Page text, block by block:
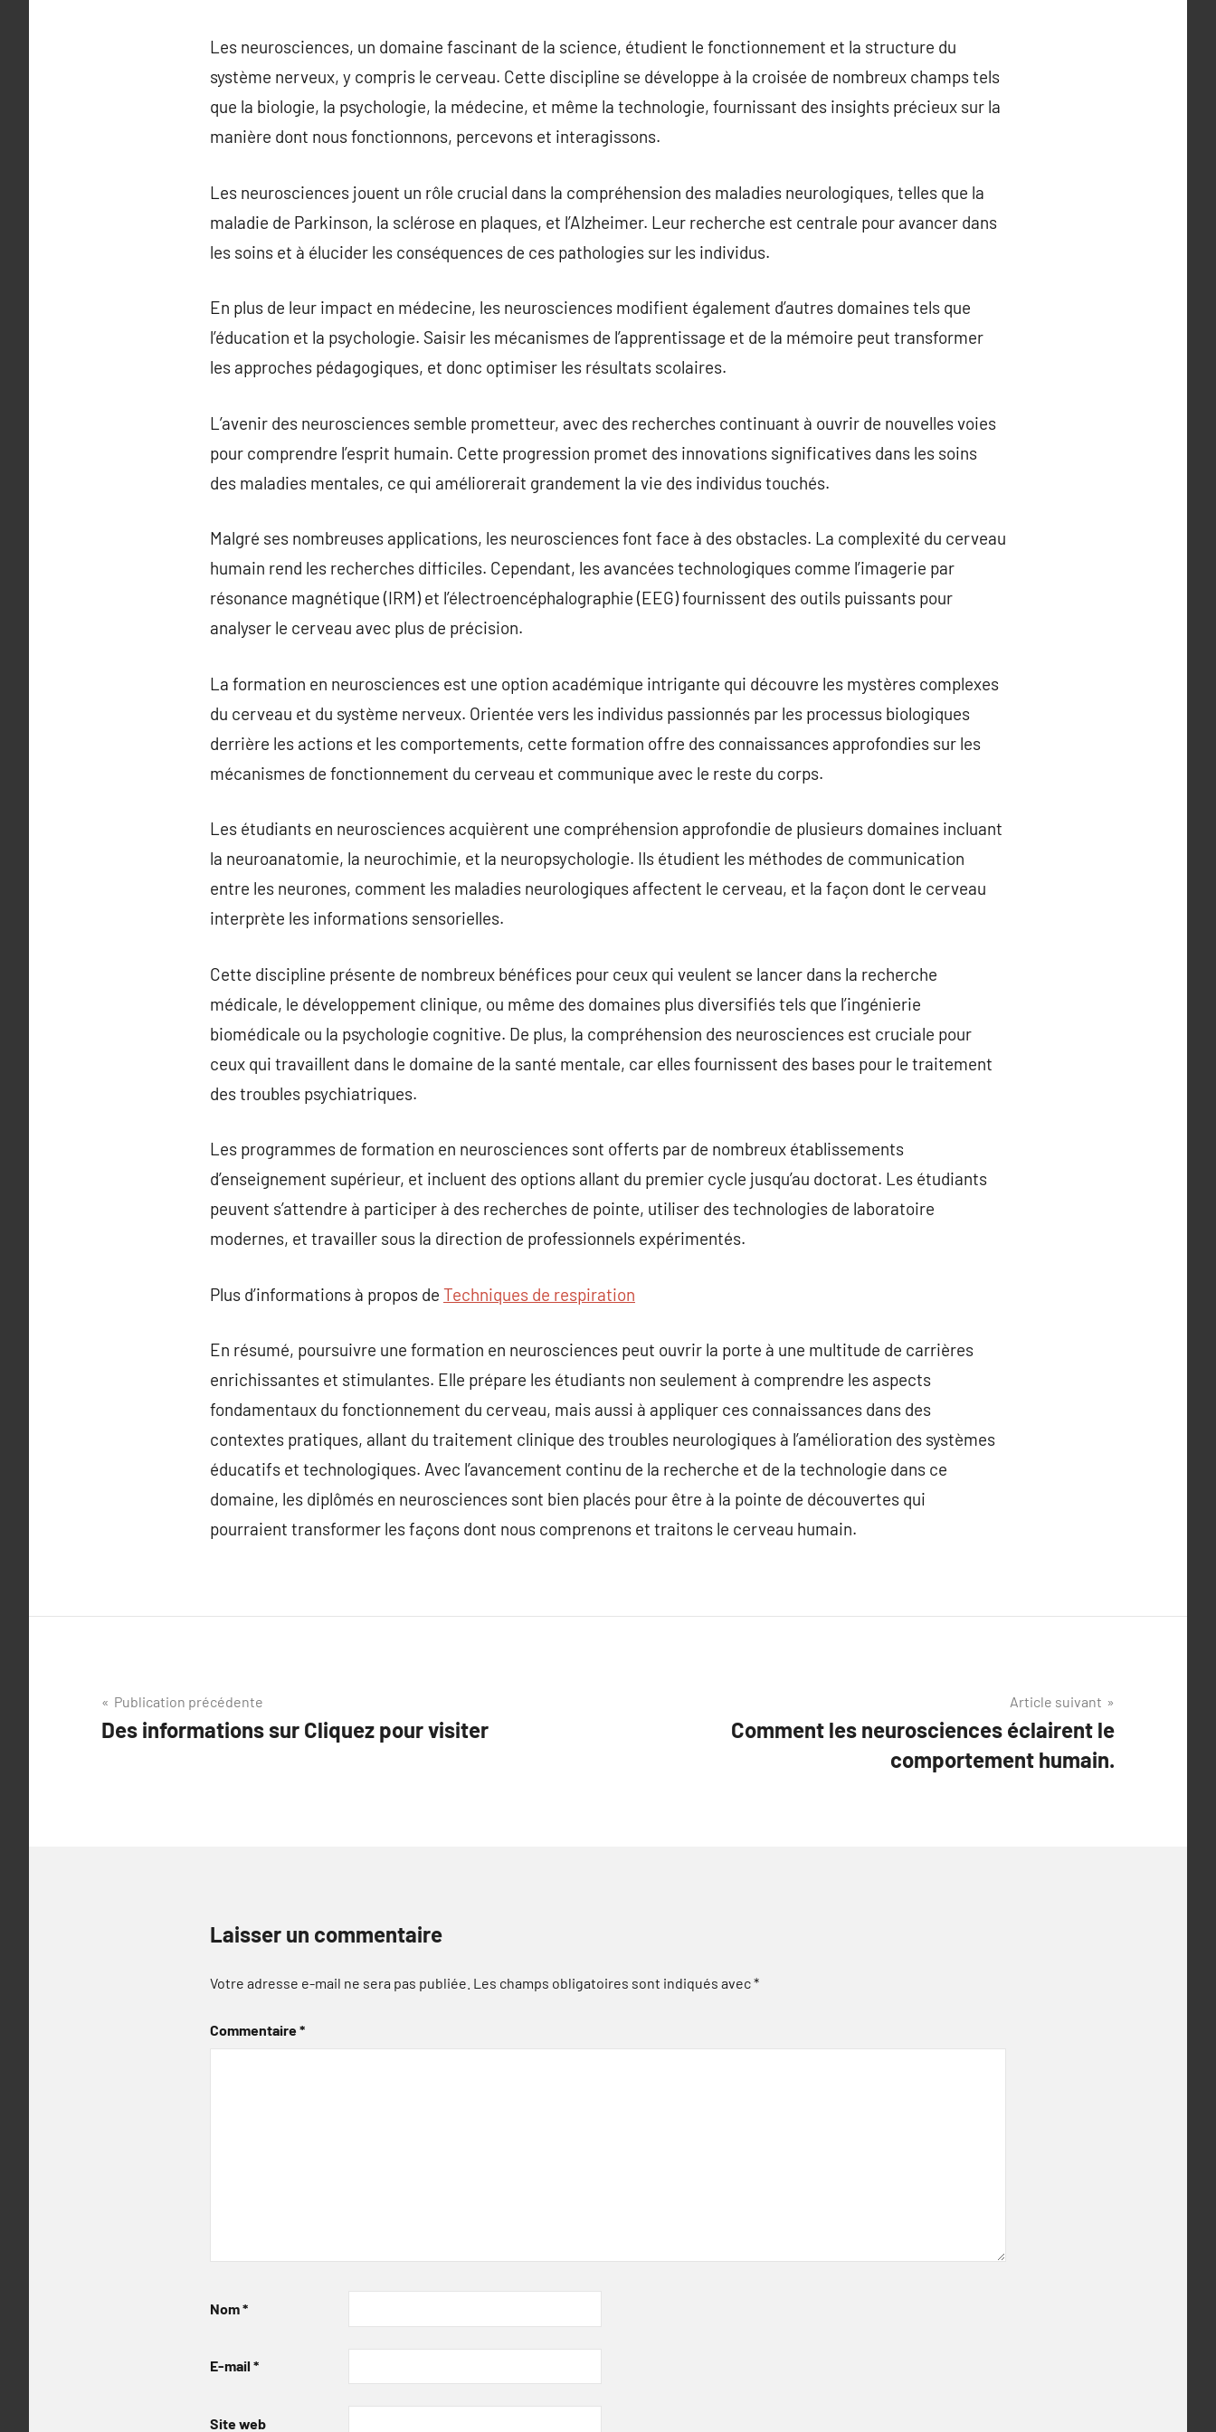
Les neurosciences, un domaine fascinant de la science, étudient le fonctionnement et la structure du
système nerveux, y compris le cerveau. Cette discipline se développe à la croisée de nombreux champs tels
que la biologie, la psychologie, la médecine, et même la technologie, fournissant des insights précieux sur la
manière dont nous fonctionnons, percevons et interagissons.
Les neurosciences jouent un rôle crucial dans la compréhension des maladies neurologiques, telles que la
maladie de Parkinson, la sclérose en plaques, et l’Alzheimer. Leur recherche est centrale pour avancer dans
les soins et à élucider les conséquences de ces pathologies sur les individus.
En plus de leur impact en médecine, les neurosciences modifient également d’autres domaines tels que
l’éducation et la psychologie. Saisir les mécanismes de l’apprentissage et de la mémoire peut transformer
les approches pédagogiques, et donc optimiser les résultats scolaires.
L’avenir des neurosciences semble prometteur, avec des recherches continuant à ouvrir de nouvelles voies
pour comprendre l’esprit humain. Cette progression promet des innovations significatives dans les soins
des maladies mentales, ce qui améliorerait grandement la vie des individus touchés.
Malgré ses nombreuses applications, les neurosciences font face à des obstacles. La complexité du cerveau
humain rend les recherches difficiles. Cependant, les avancées technologiques comme l’imagerie par
résonance magnétique (IRM) et l’électroencéphalographie (EEG) fournissent des outils puissants pour
analyser le cerveau avec plus de précision.
La formation en neurosciences est une option académique intrigante qui découvre les mystères complexes
du cerveau et du système nerveux. Orientée vers les individus passionnés par les processus biologiques
derrière les actions et les comportements, cette formation offre des connaissances approfondies sur les
mécanismes de fonctionnement du cerveau et communique avec le reste du corps.
Les étudiants en neurosciences acquièrent une compréhension approfondie de plusieurs domaines incluant
la neuroanatomie, la neurochimie, et la neuropsychologie. Ils étudient les méthodes de communication
entre les neurones, comment les maladies neurologiques affectent le cerveau, et la façon dont le cerveau
interprète les informations sensorielles.
Cette discipline présente de nombreux bénéfices pour ceux qui veulent se lancer dans la recherche
médicale, le développement clinique, ou même des domaines plus diversifiés tels que l’ingénierie
biomédicale ou la psychologie cognitive. De plus, la compréhension des neurosciences est cruciale pour
ceux qui travaillent dans le domaine de la santé mentale, car elles fournissent des bases pour le traitement
des troubles psychiatriques.
Les programmes de formation en neurosciences sont offerts par de nombreux établissements
d’enseignement supérieur, et incluent des options allant du premier cycle jusqu’au doctorat. Les étudiants
peuvent s’attendre à participer à des recherches de pointe, utiliser des technologies de laboratoire
modernes, et travailler sous la direction de professionnels expérimentés.
Plus d’informations à propos de Techniques de respiration
En résumé, poursuivre une formation en neurosciences peut ouvrir la porte à une multitude de carrières
enrichissantes et stimulantes. Elle prépare les étudiants non seulement à comprendre les aspects
fondamentaux du fonctionnement du cerveau, mais aussi à appliquer ces connaissances dans des
contextes pratiques, allant du traitement clinique des troubles neurologiques à l’amélioration des systèmes
éducatifs et technologiques. Avec l’avancement continu de la recherche et de la technologie dans ce
domaine, les diplômés en neurosciences sont bien placés pour être à la pointe de découvertes qui
pourraient transformer les façons dont nous comprenons et traitons le cerveau humain.
Navigation
de
Publication précédente
Des informations sur Cliquez pour visiter
Article suivant
Comment les neurosciences éclairent le
comportement humain.
Laisser un commentaire
Votre adresse e-mail ne sera pas publiée. Les champs obligatoires sont indiqués avec*
Commentaire*
Nom*
E-mail *
Site web